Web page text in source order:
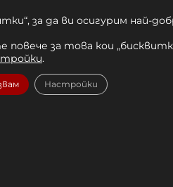
за да ви осигурим най-
за това кои
.
Настройки